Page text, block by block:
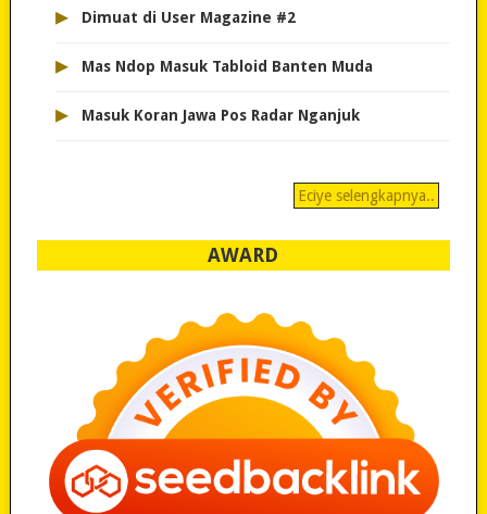
▸ Dimuat di User Magazine #2
▸ Mas Ndop Masuk Tabloid Banten Muda
▸ Masuk Koran Jawa Pos Radar Nganjuk
Eciye selengkapnya..
AWARD